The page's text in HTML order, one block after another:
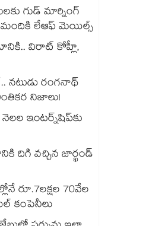
గుడ్ మార్నింగ్
మందికి లేఆఫ్ మెయిల్స్
విరాట్ కోహ్లీ,
నటుడు రంగనాథ్
నిజాలు!
నెలల ఇంటర్న్‌షిప్‌కు
దిగి వచ్చిన జార్ఖండ్
రూ.7లక్షల 70వేల
కంపెనీలు